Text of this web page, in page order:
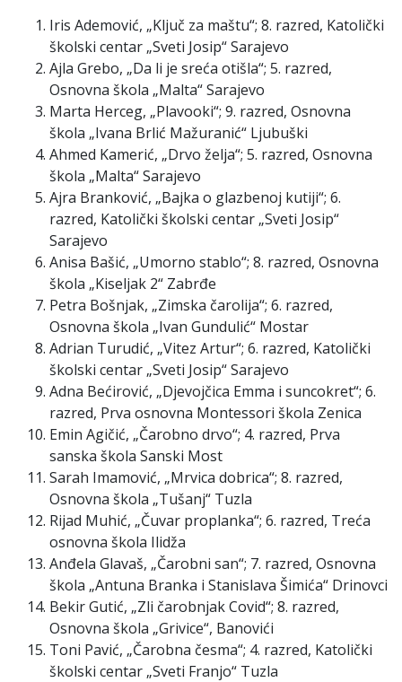
Iris Ademović, „Ključ za maštu“; 8. razred, Katolički
školski centar „Sveti Josip“ Sarajevo
Ajla Grebo, „Da li je sreća otišla“; 5. razred,
Osnovna škola „Malta“ Sarajevo
Marta Herceg, „Plavooki“; 9. razred, Osnovna
škola „Ivana Brlić Mažuranić“ Ljubuški
Ahmed Kamerić, „Drvo želja“; 5. razred, Osnovna
škola „Malta“ Sarajevo
Ajra Branković, „Bajka o glazbenoj kutiji“; 6.
razred, Katolički školski centar „Sveti Josip“
Sarajevo
Anisa Bašić, „Umorno stablo“; 8. razred, Osnovna
škola „Kiseljak 2“ Zabrđe
Petra Bošnjak, „Zimska čarolija“; 6. razred,
Osnovna škola „Ivan Gundulić“ Mostar
Adrian Turudić, „Vitez Artur“; 6. razred, Katolički
školski centar „Sveti Josip“ Sarajevo
Adna Bećirović, „Djevojčica Emma i suncokret“; 6.
razred, Prva osnovna Montessori škola Zenica
Emin Agičić, „Čarobno drvo“; 4. razred, Prva
sanska škola Sanski Most
Sarah Imamović, „Mrvica dobrica“; 8. razred,
Osnovna škola „Tušanj“ Tuzla
Rijad Muhić, „Čuvar proplanka“; 6. razred, Treća
osnovna škola Ilidža
Anđela Glavaš, „Čarobni san“; 7. razred, Osnovna
škola „Antuna Branka i Stanislava Šimića“ Drinovci
Bekir Gutić, „Zli čarobnjak Covid“; 8. razred,
Osnovna škola „Grivice“, Banovići
Toni Pavić, „Čarobna česma“; 4. razred, Katolički
školski centar „Sveti Franjo“ Tuzla